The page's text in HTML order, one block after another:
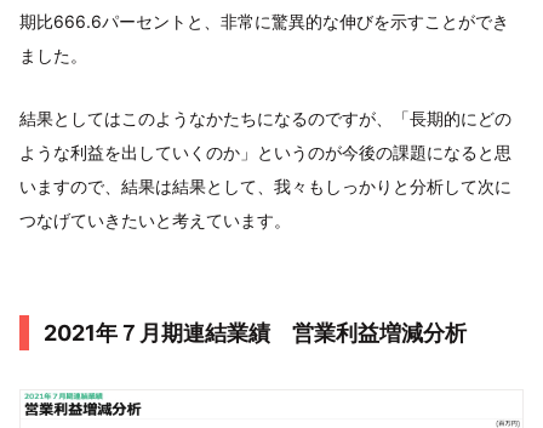
期比666.6パーセントと、非常に驚異的な伸びを示すことができ
ました。
結果としてはこのようなかたちになるのですが、「長期的にどの
ような利益を出していくのか」というのが今後の課題になると思
いますので、結果は結果として、我々もしっかりと分析して次に
つなげていきたいと考えています。
2021年７月期連結業績 営業利益増減分析